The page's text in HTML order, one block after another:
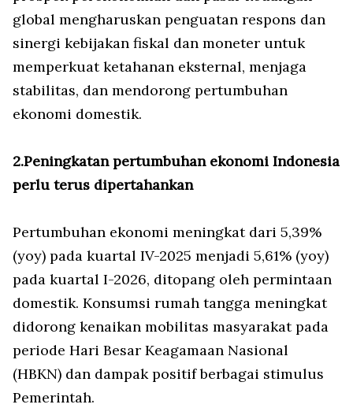
global mengharuskan penguatan respons dan
sinergi kebijakan fiskal dan moneter untuk
memperkuat ketahanan eksternal, menjaga
stabilitas, dan mendorong pertumbuhan
ekonomi domestik.
2.Peningkatan pertumbuhan ekonomi Indonesia
perlu terus dipertahankan
Pertumbuhan ekonomi meningkat dari 5,39%
(yoy) pada kuartal IV-2025 menjadi 5,61% (yoy)
pada kuartal I-2026, ditopang oleh permintaan
domestik. Konsumsi rumah tangga meningkat
didorong kenaikan mobilitas masyarakat pada
periode Hari Besar Keagamaan Nasional
(HBKN) dan dampak positif berbagai stimulus
Pemerintah.